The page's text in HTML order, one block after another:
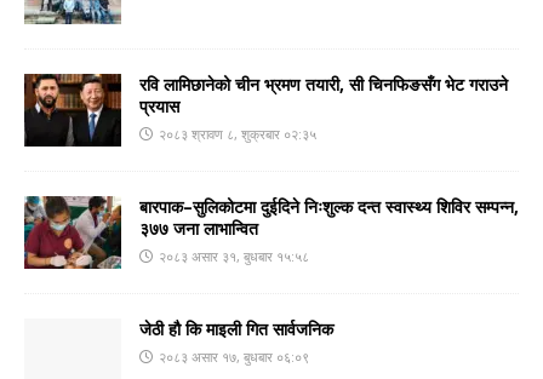
रवि लामिछानेको चीन भ्रमण तयारी, सी चिनफिङसँग भेट गराउने
प्रयास
२०८३ श्रावण ८, शुक्रबार ०२:३५
बारपाक–सुलिकोटमा दुईदिने निःशुल्क दन्त स्वास्थ्य शिविर सम्पन्न,
३७७ जना लाभान्वित
२०८३ असार ३१, बुधबार १५:५८
जेठी हौ कि माइली गित सार्वजनिक
२०८३ असार १७, बुधबार ०६:०९